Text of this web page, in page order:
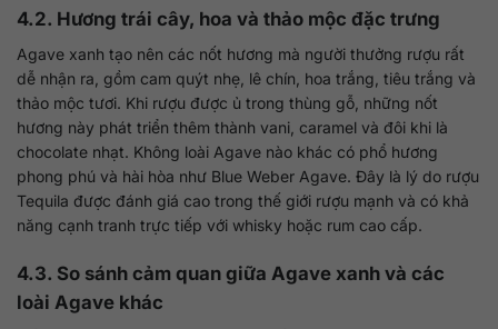
4.2. Hương trái cây, hoa và thảo mộc đặc trưng
Agave xanh tạo nên các nốt hương mà người thưởng rượu rất
dễ nhận ra, gồm cam quýt nhẹ, lê chín, hoa trắng, tiêu trắng và
thảo mộc tươi. Khi rượu được ủ trong thùng gỗ, những nốt
hương này phát triển thêm thành vani, caramel và đôi khi là
chocolate nhạt. Không loài Agave nào khác có phổ hương
phong phú và hài hòa như Blue Weber Agave. Đây là lý do rượu
Tequila được đánh giá cao trong thế giới rượu mạnh và có khả
năng cạnh tranh trực tiếp với whisky hoặc rum cao cấp.
4.3. So sánh cảm quan giữa Agave xanh và các
loài Agave khác